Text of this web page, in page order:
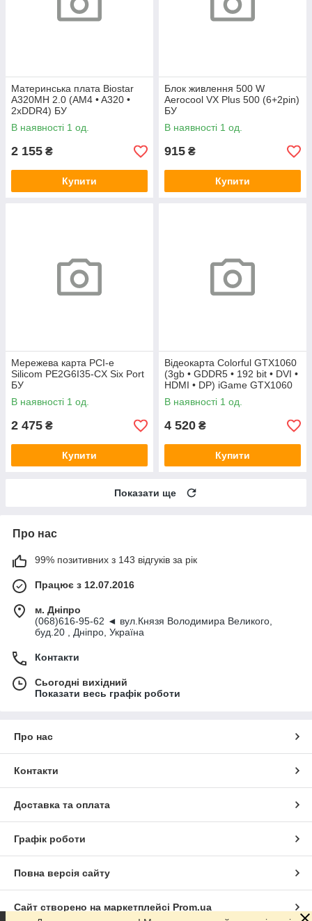
Материнська плата Biostar
A320MH 2.0 (AM4 • A320 •
2xDDR4) БУ
В наявності 1 од.
2 155 ₴
Купити
Блок живлення 500 W
Aerocool VX Plus 500 (6+2pin)
БУ
В наявності 1 од.
915 ₴
Купити
Мережева карта PCI-e
Silicom PE2G6I35-CX Six Port
БУ
В наявності 1 од.
2 475 ₴
Купити
Відеокарта Colorful GTX1060
(3gb • GDDR5 • 192 bit • DVI •
HDMI • DP) iGame GTX1060
Vulcan U 3G БУ
В наявності 1 од.
4 520 ₴
Купити
Показати ще
Про нас
99% позитивних з 143 відгуків за рік
Працює з 12.07.2016
м. Дніпро
(068)616-95-62 ◄ вул.Князя Володимира Великого,
буд.20 , Дніпро, Україна
Контакти
Сьогодні вихідний
Показати весь графік роботи
Про нас
Контакти
Доставка та оплата
Графік роботи
Повна версія сайту
Сайт створено на маркетплейсі Prom.ua